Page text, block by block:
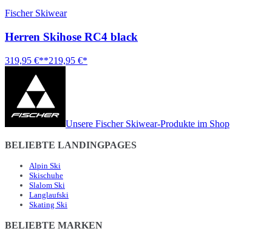
Fischer Skiwear
Herren Skihose RC4 black
319,95 €**219,95 €*
Unsere Fischer Skiwear-Produkte im Shop
BELIEBTE LANDINGPAGES
Alpin Ski
Skischuhe
Slalom Ski
Langlaufski
Skating Ski
BELIEBTE MARKEN